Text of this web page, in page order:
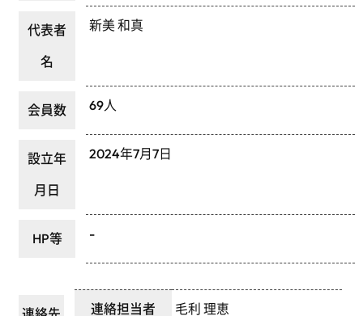
代表者
名
新美 和真
会員数 69人
設立年
月日
2024年7月7日
HP等 -
連絡担当者 毛利 理恵